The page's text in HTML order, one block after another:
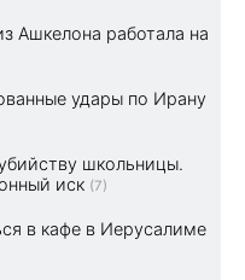
Ашкелона работала на
удары по Ирану
школьницы.
иск (7)
в кафе в Иерусалиме